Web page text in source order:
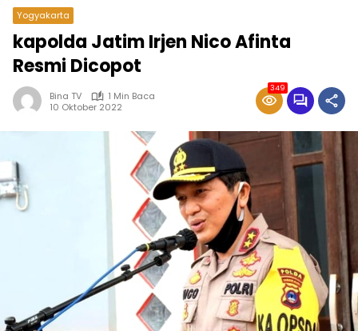
Yogyakarta
kapolda Jatim Irjen Nico Afinta
Resmi Dicopot
Bina TV
1 Min Baca
10 Oktober 2022
349